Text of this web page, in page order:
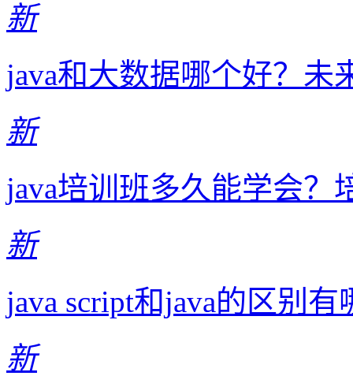
新
java和大数据哪个好？未
新
java培训班多久能学会？
新
java script和java的区别
新